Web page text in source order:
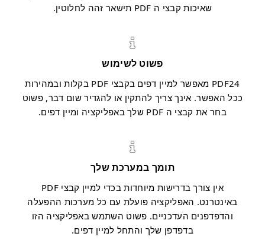
שאיכות קבצי ה PDF תישאר זהה לחלוטין.
פשוט לשימוש
PDF24 מאפשר למיין דפים בקבצי PDF בקלות ובמהירות
ככל האפשר. אינך צריך להתקין או להגדיר שום דבר, פשוט
בחר את קבצי ה PDF שלך באפליקציה ומיין דפים.
תומך במערכת שלך
אין צורך בדרישות מיוחדות בכדי למיין קבצי PDF
באינטרנט. האפליקציה פועלת עם כל מערכות ההפעלה
והדפדפנים העדכניים. פשוט השתמש באפליקציה הזו
בדפדפן שלך והתחל למיין דפים.